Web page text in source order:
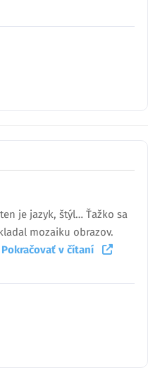
je jazyk, štýl… Ťažko sa
mozaiku obrazov.
Pokračovať v čítaní